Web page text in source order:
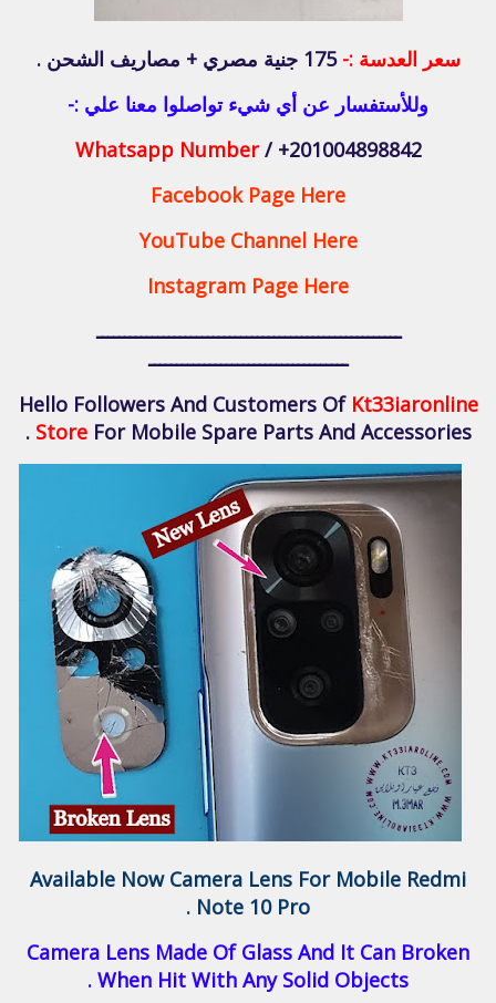
سعر العدسة :- 175 جنية مصري + مصاريف الشحن .
وللأستفسار عن أي شيء تواصلوا معنا علي :-
Whatsapp Number/ +201004898842
Facebook Page Here
YouTube Channel Here
Instagram Page Here
ـــــــــــــــــــــــــــــــــــــــــــــــــــــــ
ــــــــــــــــــــــــــــــــــــ
Hello Followers And Customers Of Kt33iaronline
StoreFor Mobile Spare Parts And Accessories .
Available Now Camera Lens For Mobile Redmi
Note 10 Pro .
Camera Lens Made Of Glass And It Can Broken
When Hit With Any Solid Objects .